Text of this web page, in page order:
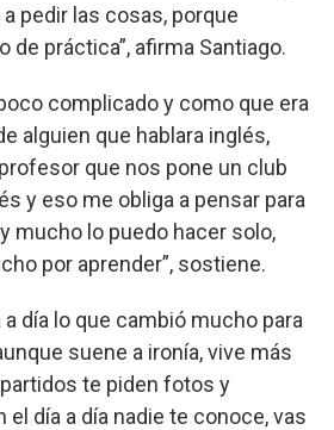
pedir las cosas, porque
de práctica”, afirma Santiago.
complicado y como que era
alguien que hablara inglés,
que nos pone un club
y eso me obliga a pensar para
mucho lo puedo hacer solo,
por aprender”, sostiene.
día lo que cambió mucho para
suene a ironía, vive más
partidos te piden fotos y
el día a día nadie te conoce, vas